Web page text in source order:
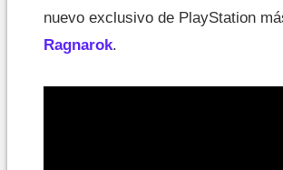
nuevo exclusivo de PlayStation
Ragnarok.